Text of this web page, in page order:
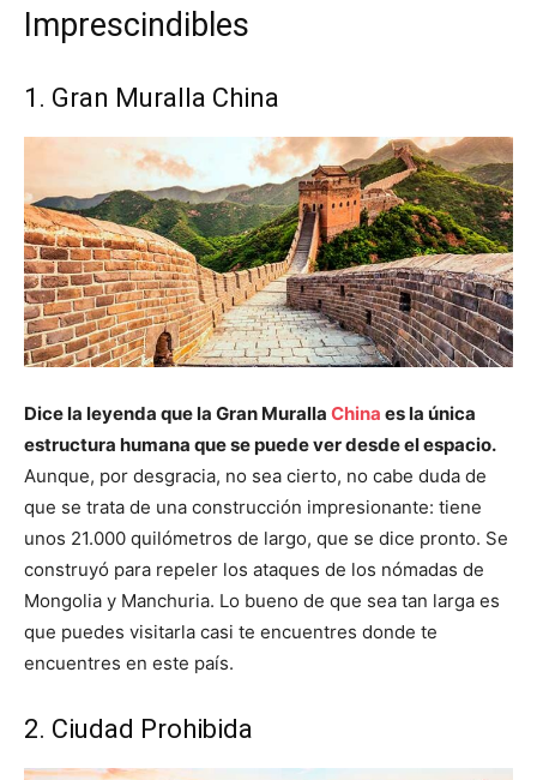
Imprescindibles
1. Gran Muralla China
Dice la leyenda que la Gran Muralla China es la única
estructura humana que se puede ver desde el espacio.
Aunque, por desgracia, no sea cierto, no cabe duda de
que se trata de una construcción impresionante: tiene
unos 21.000 quilómetros de largo, que se dice pronto. Se
construyó para repeler los ataques de los nómadas de
Mongolia y Manchuria. Lo bueno de que sea tan larga es
que puedes visitarla casi te encuentres donde te
encuentres en este país.
2. Ciudad Prohibida